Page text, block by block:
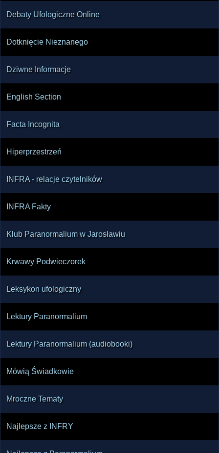
Debaty Ufologiczne Online
Dotknięcie Nieznanego
Dziwne Informacje
English Section
Facta Incognita
Hiperprzestrzeń
INFRA - relacje czytelników
INFRA Fakty
Klub Paranormalium w Jarosławiu
Krwawy Podwieczorek
Leksykon ufologiczny
Lektury Paranormalium
Lektury Paranormalium (audiobooki)
Mówią Świadkowie
Mroczne Tematy
Najlepsze z INFRY